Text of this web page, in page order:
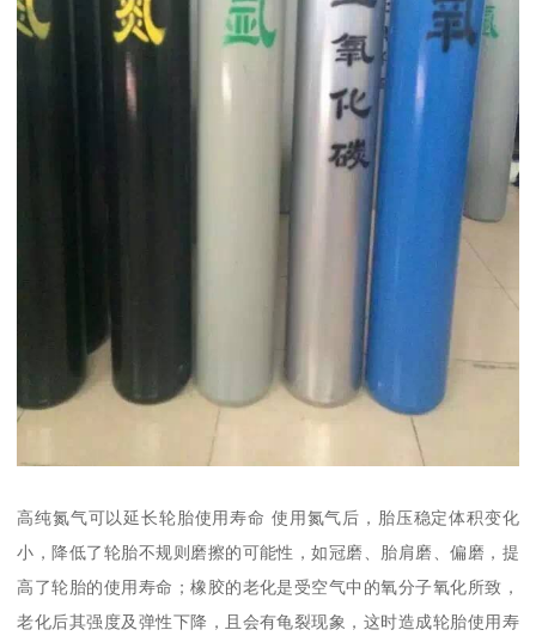
高纯氮气可以延长轮胎使用寿命 使用氮气后，胎压稳定体积变化
小，降低了轮胎不规则磨擦的可能性，如冠磨、胎肩磨、偏磨，提
高了轮胎的使用寿命；橡胶的老化是受空气中的氧分子氧化所致，
老化后其强度及弹性下降，且会有龟裂现象，这时造成轮胎使用寿